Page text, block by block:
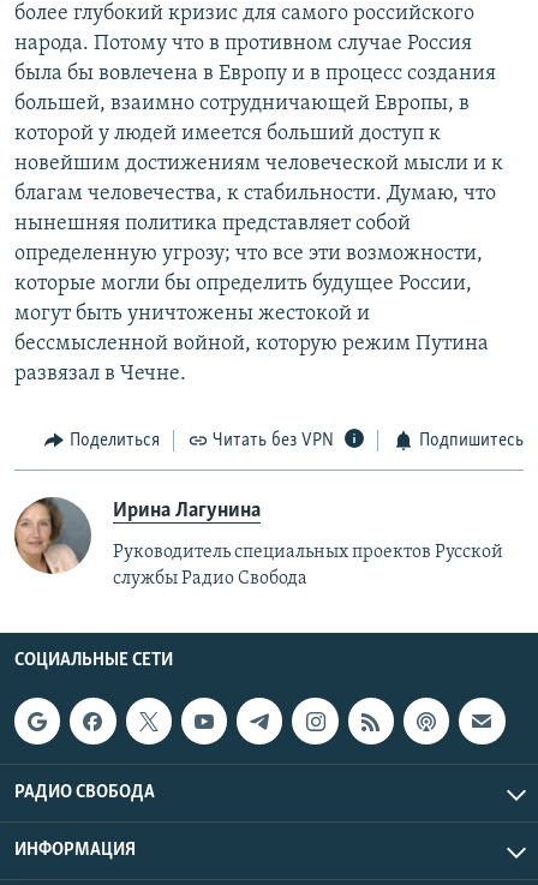
более глубокий кризис для самого российского
народа. Потому что в противном случае Россия
была бы вовлечена в Европу и в процесс создания
большей, взаимно сотрудничающей Европы, в
которой у людей имеется больший доступ к
новейшим достижениям человеческой мысли и к
благам человечества, к стабильности. Думаю, что
нынешняя политика представляет собой
определенную угрозу; что все эти возможности,
которые могли бы определить будущее России,
могут быть уничтожены жестокой и
бессмысленной войной, которую режим Путина
развязал в Чечне.
Поделиться Читать без VPN Подпишитесь
Ирина Лагунина
Руководитель специальных проектов Русской
службы Радио Свобода
СОЦИАЛЬНЫЕ СЕТИ
РАДИО СВОБОДА
ИНФОРМАЦИЯ